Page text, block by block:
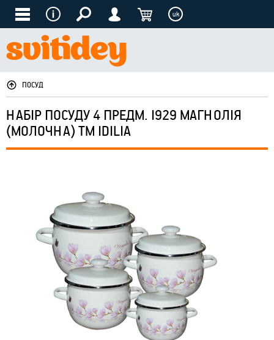
uk
ПОСУД
НАБІР ПОСУДУ 4 ПРЕДМ. I929 МАГНОЛІЯ
(МОЛОЧНА) ТМ IDILIA